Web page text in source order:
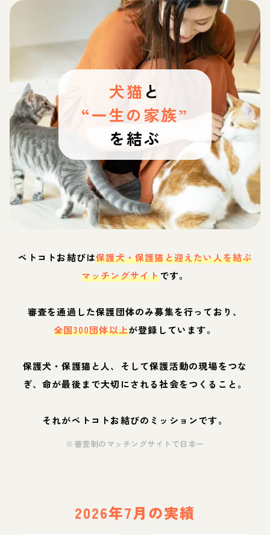
犬猫 と
“一生の家族”
を結ぶ
ペトコトお結びは保護犬・保護猫と迎えたい人を結ぶ
マッチングサイトです。
審査を通過した保護団体のみ募集を行っており、
全国300団体以上が登録しています。
保護犬・保護猫と人、そして保護活動の現場をつな
ぎ、命が最後まで大切にされる社会をつくること。
それがペトコトお結びのミッションです。
※審査制のマッチングサイトで日本一
2026年7月の実績